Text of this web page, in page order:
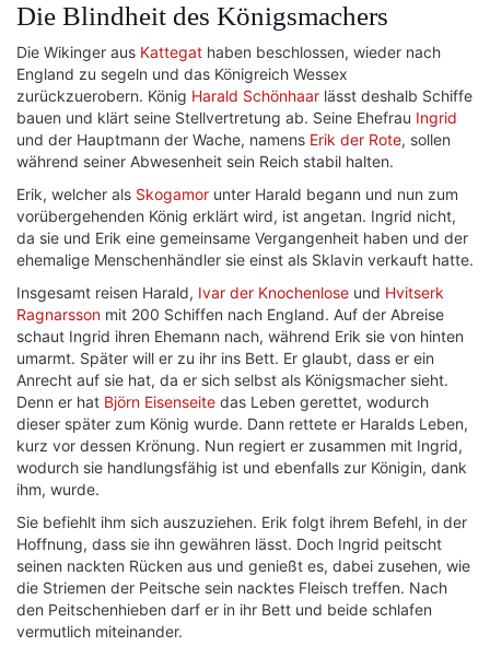
Die Blindheit des Königsmachers
Die Wikinger aus Kattegat haben beschlossen, wieder nach
England zu segeln und das Königreich Wessex
zurückzuerobern. König Harald Schönhaar lässt deshalb Schiffe
bauen und klärt seine Stellvertretung ab. Seine Ehefrau Ingrid
und der Hauptmann der Wache, namens Erik der Rote, sollen
während seiner Abwesenheit sein Reich stabil halten.
Erik, welcher als Skogamor unter Harald begann und nun zum
vorübergehenden König erklärt wird, ist angetan. Ingrid nicht,
da sie und Erik eine gemeinsame Vergangenheit haben und der
ehemalige Menschenhändler sie einst als Sklavin verkauft hatte.
Insgesamt reisen Harald, Ivar der Knochenlose und Hvitserk
Ragnarsson mit 200 Schiffen nach England. Auf der Abreise
schaut Ingrid ihren Ehemann nach, während Erik sie von hinten
umarmt. Später will er zu ihr ins Bett. Er glaubt, dass er ein
Anrecht auf sie hat, da er sich selbst als Königsmacher sieht.
Denn er hat Björn Eisenseite das Leben gerettet, wodurch
dieser später zum König wurde. Dann rettete er Haralds Leben,
kurz vor dessen Krönung. Nun regiert er zusammen mit Ingrid,
wodurch sie handlungsfähig ist und ebenfalls zur Königin, dank
ihm, wurde.
Sie befiehlt ihm sich auszuziehen. Erik folgt ihrem Befehl, in der
Hoffnung, dass sie ihn gewähren lässt. Doch Ingrid peitscht
seinen nackten Rücken aus und genießt es, dabei zusehen, wie
die Striemen der Peitsche sein nacktes Fleisch treffen. Nach
den Peitschenhieben darf er in ihr Bett und beide schlafen
vermutlich miteinander.